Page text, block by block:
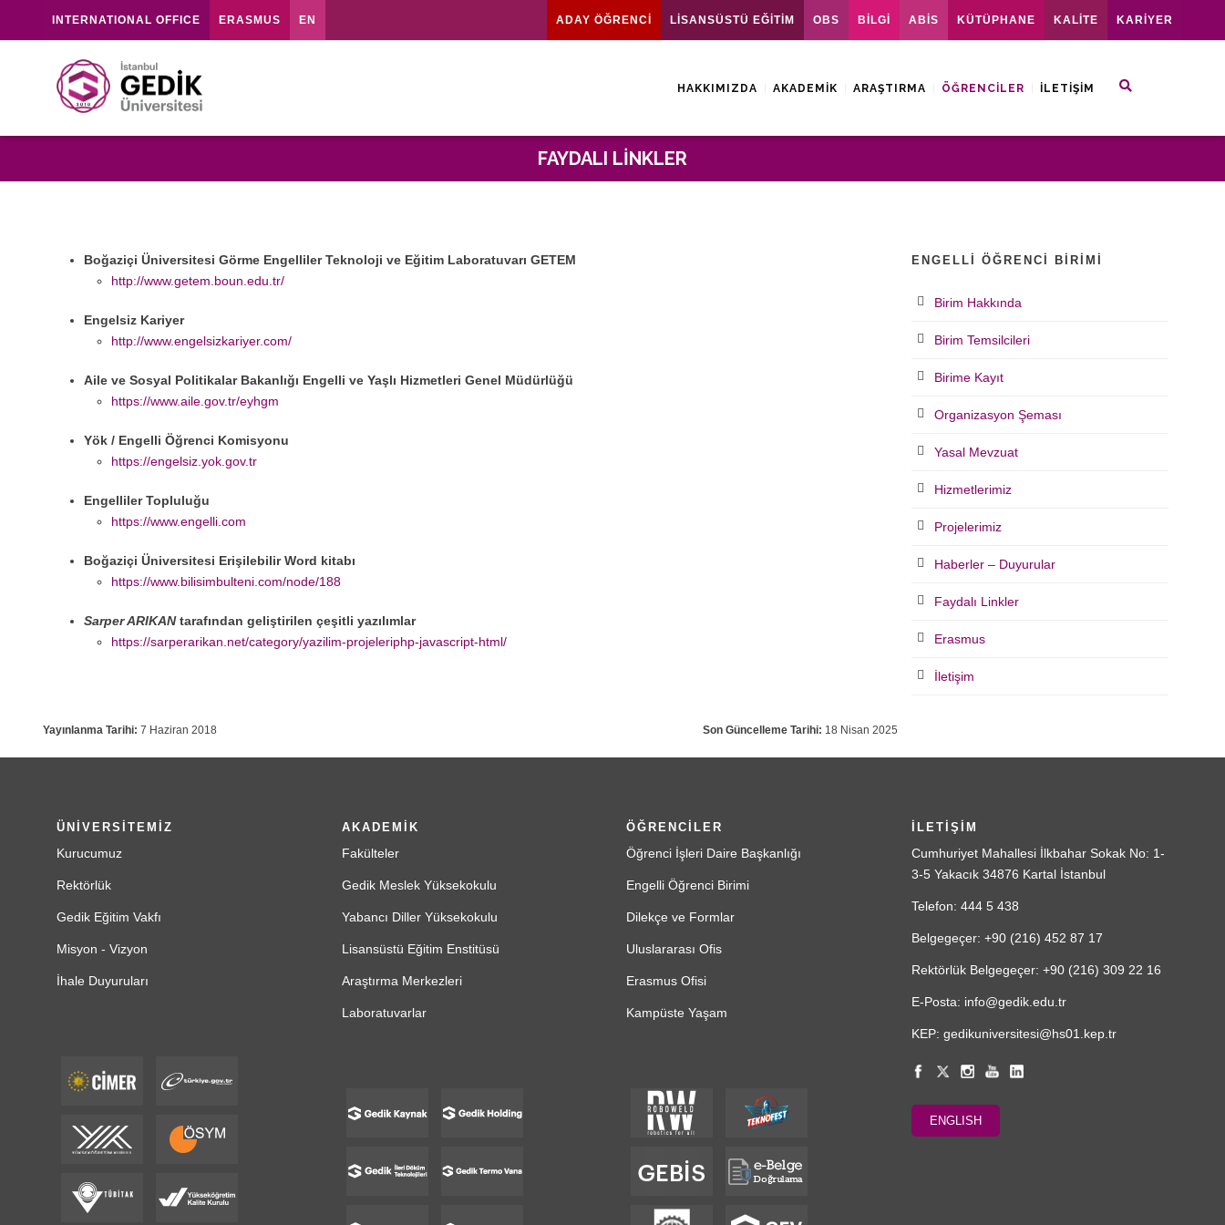
INTERNATIONAL OFFICE ERASMUS EN ADAY ÖĞRENCİ LİSANSÜSTÜ EĞİTİM OBS BİLGİ ABİS KÜTÜPHANE KALİTE KARİYER
HAKKIMIZDA AKADEMIK ARAŞTIRMA ÖĞRENCILER İLETIŞIM
FAYDALI LINKLER
Boğaziçi Üniversitesi Görme Engelliler Teknoloji ve Eğitim Laboratuvarı GETEM
http://www.getem.boun.edu.tr/
Engelsiz Kariyer
http://www.engelsizkariyer.com/
Aile ve Sosyal Politikalar Bakanlığı Engelli ve Yaşlı Hizmetleri Genel Müdürlüğü
https://www.aile.gov.tr/eyhgm
Yök / Engelli Öğrenci Komisyonu
https://engelsiz.yok.gov.tr
Engelliler Topluluğu
https://www.engelli.com
Boğaziçi Üniversitesi Erişilebilir Word kitabı
https://www.bilisimbulteni.com/node/188
Sarper ARIKANtarafından geliştirilen çeşitli yazılımlar
https://sarperarikan.net/category/yazilim-projeleriphp-javascript-html/
Yayınlanma Tarihi: 7 Haziran 2018 Son Güncelleme Tarihi: 18 Nisan 2025
ENGELLI ÖĞRENCI BIRIMI
Birim Hakkında
Birim Temsilcileri
Birime Kayıt
Organizasyon Şeması
Yasal Mevzuat
Hizmetlerimiz
Projelerimiz
Haberler – Duyurular
Faydalı Linkler
Erasmus
İletişim
ÜNİVERSİTEMİZ
Kurucumuz
Rektörlük
Gedik Eğitim Vakfı
Misyon - Vizyon
İhale Duyuruları
AKADEMİK
Fakülteler
Gedik Meslek Yüksekokulu
Yabancı Diller Yüksekokulu
Lisansüstü Eğitim Enstitüsü
Araştırma Merkezleri
Laboratuvarlar
ÖĞRENCİLER
Öğrenci İşleri Daire Başkanlığı
Engelli Öğrenci Birimi
Dilekçe ve Formlar
Uluslararası Ofis
Erasmus Ofisi
Kampüste Yaşam
İLETİŞİM
Cumhuriyet Mahallesi İlkbahar Sokak No: 1-
3-5 Yakacık 34876 Kartal İstanbul
Telefon: 444 5 438
Belgegeçer: +90 (216) 452 87 17
Rektörlük Belgegeçer: +90 (216) 309 22 16
E-Posta: info@gedik.edu.tr
KEP: gedikuniversitesi@hs01.kep.tr
ENGLISH